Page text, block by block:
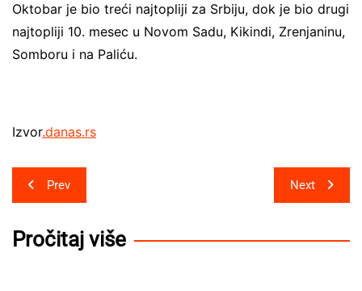
Oktobar je bio treći najtopliji za Srbiju, dok je bio drugi
najtopliji 10. mesec u Novom Sadu, Kikindi, Zrenjaninu,
Somboru i na Paliću.
Izvor.danas.rs
Post
navigation
Prev Next
Pročitaj više